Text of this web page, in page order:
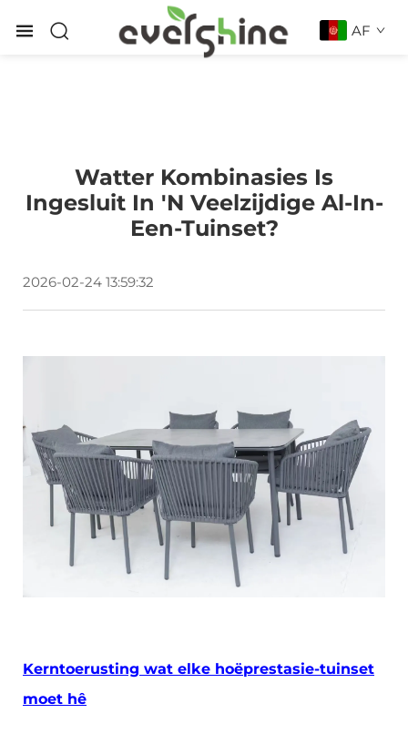
AF
Watter Kombinasies Is
Ingesluit In 'n Veelzijdige Al-In-
Een-Tuinset?
2026-02-24 13:59:32
Kerntoerusting wat elke hoëprestasie-tuinset
moet hê